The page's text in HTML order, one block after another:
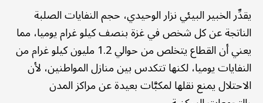
يقدِّر الخبير البيئي نزار الوحيدي، حجم النفايات الصلبة
الناتجة عن كل شخص في غزة بنصف كيلو غرام يوميا، مما
يعني أن القطاع يتخلص من حوالي 1.2 مليون كيلو غرام من
النفايات يوميا، لكنها تتكدس بين منازل المواطنين، لأن
الاحتلال يمنع نقلها لمكبَّات بعيدة عن مراكز المدن